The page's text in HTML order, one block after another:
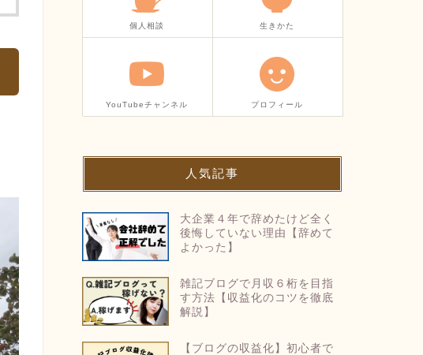
個人相談 生きかた
YouTubeチャンネル プロフィール
人気記事
大企業４年で辞めたけど全く
後悔していない理由【辞めて
よかった】
雑記ブログで月収６桁を目指
す方法【収益化のコツを徹底
解説】
【ブログの収益化】初心者で